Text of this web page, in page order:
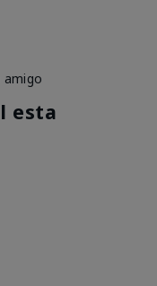
amigo
esta